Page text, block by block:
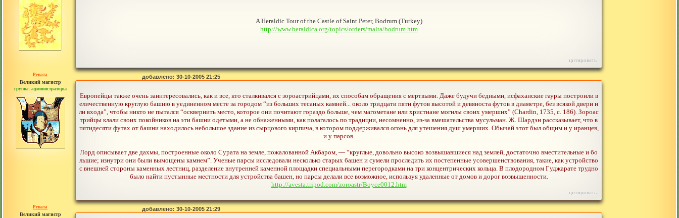
A Heraldic Tour of the Castle of Saint Peter, Bodrum (Turkey)
http://www.heraldica.org/topics/orders/malta/bodrum.htm
цитировать
Рената
Великий магистр
группа: администраторы
сообщений: 30442
добавлено: 30-10-2005 21:25
Европейцы также очень заинтересовались, как и все, кто сталкивался с зороастрийцами, их способам обращения с мертвыми. Даже будучи бедными, исфаханские гауры построили в
еличественную круглую башню в уединенном месте за городом “из больших тесаных камней... около тридцати пяти футов высотой и девяноста футов в диаметре, без всякой двери и
ли входа”, чтобы никто не пытался “осквернить место, которое они почитают гораздо больше, чем магометане или христиане могилы своих умерших” (Chardin, 1735, с. 186). Зороас
трийцы клали своих покойников на эти башни одетыми, а не обнаженными, как полагалось по традиции, несомненно, из-за вмешательства мусульман. Ж. Шардэн рассказывает, что в
пятидесяти футах от башни находилось небольшое здание из сырцового кирпича, в котором поддерживался огонь для утешения душ умерших. Обычай этот был общим и у иранцев,
и у парсов.
Лорд описывает две дахмы, построенные около Сурата на земле, пожалованной Акбаром, — “круглые, довольно высоко возвышавшиеся над землей, достаточно вместительные и бо
льшие; изнутри они были вымощены камнем”. Ученые парсы исследовали несколько старых башен и сумели проследить их постепенные усовершенствования, такие, как устройство
с внешней стороны каменных лестниц, разделение внутренней каменной площадки специальными перегородками на три концентрических кольца. В плодородном Гуджарате трудно
было найти пустынные местности для устройства башен, но парсы делали все возможное, используя удаленные от домов и дорог возвышенности.
http://avesta.tripod.com/zoroastr/Boyce0012.htm
цитировать
Рената
Великий магистр
добавлено: 30-10-2005 21:29